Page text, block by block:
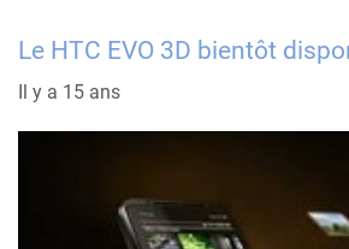
Le HTC EVO 3D bientôt
Il y a 15 ans